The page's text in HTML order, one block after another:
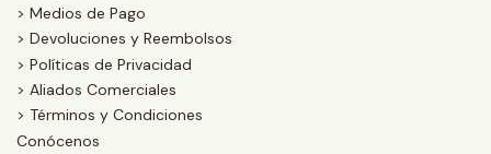
> Medios de Pago
> Devoluciones y Reembolsos
> Políticas de Privacidad
> Aliados Comerciales
> Términos y Condiciones
Conócenos